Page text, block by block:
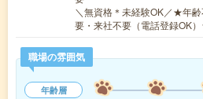
＼無資格＊未経験OK／★年
要・来社不要（電話登録OK
職場の雰囲気
年齢層